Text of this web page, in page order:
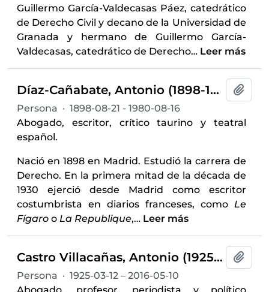
Guillermo García-Valdecasas Páez, catedrático
de Derecho Civil y decano de la Universidad de
Granada y hermano de Guillermo García-
Valdecasas, catedrático de Derecho… Leer más
Díaz-Cañabate, Antonio (1898-1980)
Persona · 1898-08-21 - 1980-08-16
Abogado, escritor, crítico taurino y teatral
español.
Nació en 1898 en Madrid. Estudió la carrera de
Derecho. En la primera mitad de la década de
1930 ejerció desde Madrid como escritor
costumbrista en diarios franceses, como Le
Fígaro o La Republique,… Leer más
Castro Villacañas, Antonio (1925-2016)
Persona · 1925-03-12 – 2016-05-10